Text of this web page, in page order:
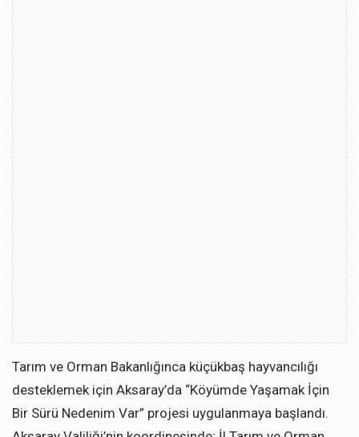
Tarım ve Orman Bakanlığınca küçükbaş hayvancılığı
desteklemek için Aksaray’da “Köyümde Yaşamak İçin
Bir Sürü Nedenim Var” projesi uygulanmaya başlandı.